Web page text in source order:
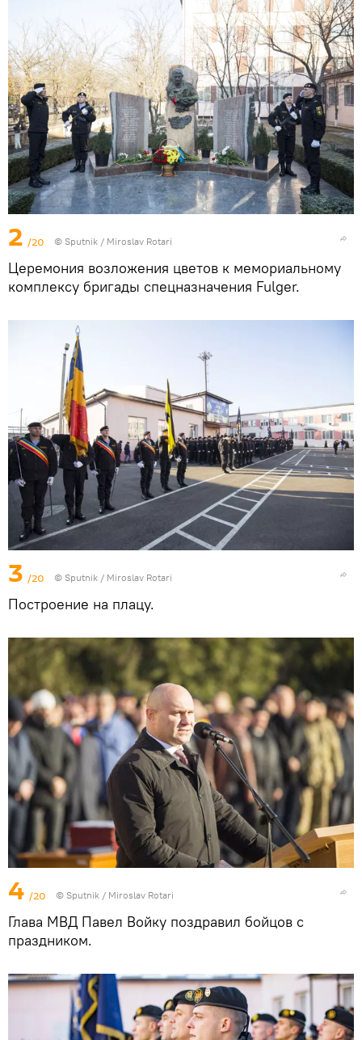
2 /20 © Sputnik / Miroslav Rotari
Церемония возложения цветов к мемориальному
комплексу бригады спецназначения Fulger.
3 /20 © Sputnik / Miroslav Rotari
Построение на плацу.
4 /20 © Sputnik / Miroslav Rotari
Глава МВД Павел Войку поздравил бойцов с
праздником.